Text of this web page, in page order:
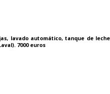
lavado automático, tanque de leche
7000 euros